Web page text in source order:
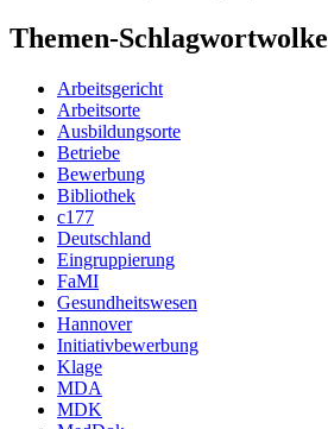
Themen-Schlagwortwolke
Arbeitsgericht
Arbeitsorte
Ausbildungsorte
Betriebe
Bewerbung
Bibliothek
c177
Deutschland
Eingruppierung
FaMI
Gesundheitswesen
Hannover
Initiativbewerbung
Klage
MDA
MDK